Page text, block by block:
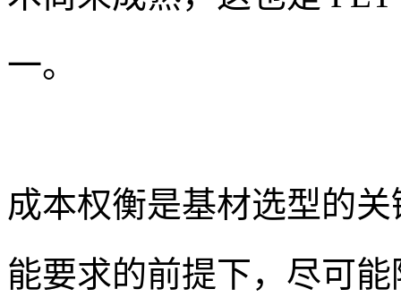
一。
成本权衡是基材选型的
能要求的前提下，尽可